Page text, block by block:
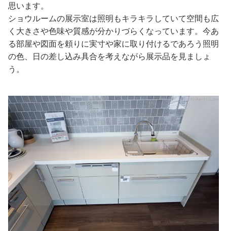
思います。
ショウルームの展示室は照明もキラキラしていて空間も広
く大きさや色味や質感が分かりづらくなっています。今あ
る部屋や図面を頼りに実寸や家に取り付けるであろう照明
の色、日の差し込み具合を考えながら展示品を見ましょ
う。